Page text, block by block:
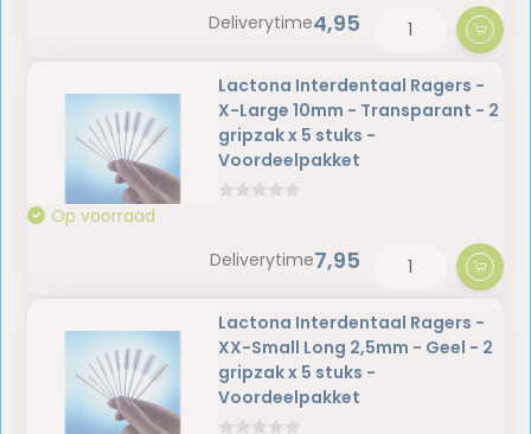
Deliverytime4,95
Lactona Interdentaal Ragers -
X-Large 10mm - Transparant - 2
gripzak x 5 stuks -
Voordeelpakket
Op voorraad
Deliverytime7,95
Lactona Interdentaal Ragers -
XX-Small Long 2,5mm - Geel - 2
gripzak x 5 stuks -
Voordeelpakket